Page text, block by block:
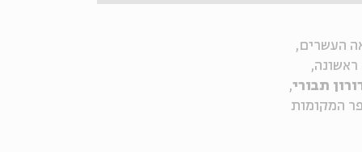
העשרים,
תבורי,
המקומות